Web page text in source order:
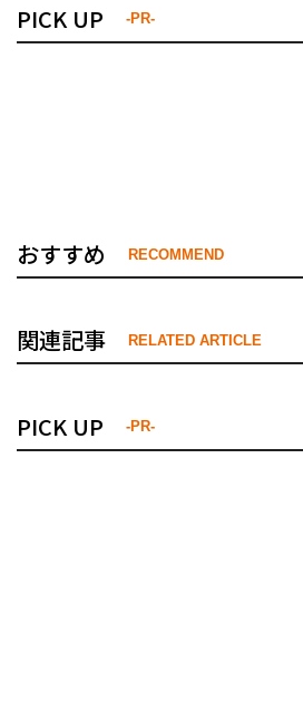
PICK UP -PR-
おすすめ RECOMMEND
関連記事 RELATED ARTICLE
PICK UP -PR-